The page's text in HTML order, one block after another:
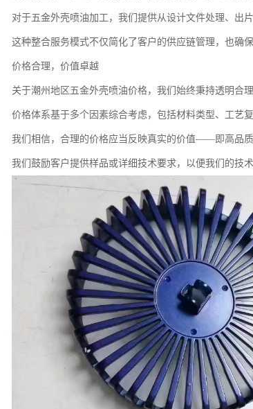
对于五金外壳喷油加工，我们提供从设计文件处理、出
这种整合服务模式不仅简化了客户的供应链管理，也确
价格合理，价值卓越
关于潮州地区五金外壳喷油价格，我们始终秉持透明合理
价格体系基于多个因素综合考虑，包括材料类型、工艺
我们相信，合理的价格应当反映真实的价值——即高品质
我们鼓励客户提供样品或详细技术要求，以便我们的技